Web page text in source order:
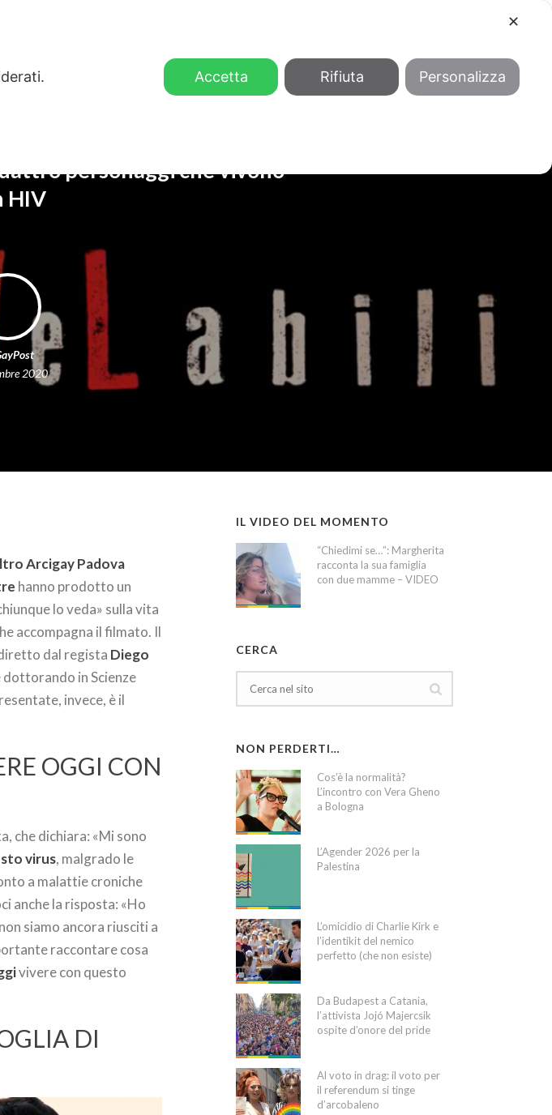
personaggi che vivono
HIV
2020
Arcigay Padova
hanno prodotto un
lo veda» sulla vita
accompagna il filmato. Il
dal regista Diego
dottorando in Scienze
invece, è il
OGGI CON
che dichiara: «Mi sono
virus, malgrado le
a malattie croniche
anche la risposta: «Ho
non siamo ancora riusciti a
raccontare cosa
vivere con questo
DI
IL VIDEO DEL MOMENTO
“Chiedimi se…”: Margherita
racconta la sua famiglia
con due mamme – VIDEO
CERCA
NON PERDERTI…
Cos’è la normalità?
L’incontro con Vera Gheno
a Bologna
L’Agender 2026 per la
Palestina
L’omicidio di Charlie Kirk e
l’identikit del nemico
perfetto (che non esiste)
Da Budapest a Catania,
l’attivista Jojó Majercsik
ospite d’onore del pride
Al voto in drag: il voto per
il referendum si tinge
d’arcobaleno
✕
Accetta Rifiuta Personalizza